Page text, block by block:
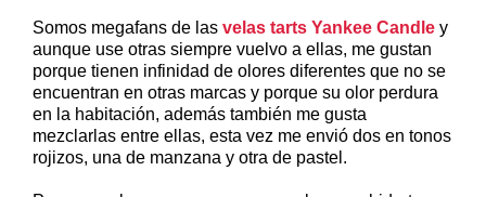
Somos megafans de las velas tarts Yankee Candle y
aunque use otras siempre vuelvo a ellas, me gustan
porque tienen infinidad de olores diferentes que no se
encuentran en otras marcas y porque su olor perdura
en la habitación, además también me gusta
mezclarlas entre ellas, esta vez me envió dos en tonos
rojizos, una de manzana y otra de pastel.